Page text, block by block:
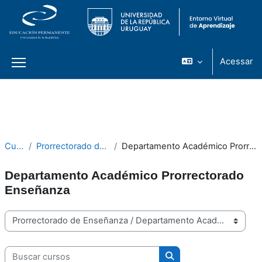
Painel lateral
Acessar
Cursos Prorrectorado de Enseñanza Departamento Académico Prorrectorado Enseñanza
Departamento Académico Prorrectorado
Enseñanza
Categorias de Cursos
Buscar cursos